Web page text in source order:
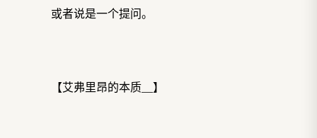
或者说是一个提问。
【艾弗里昂的本质__】